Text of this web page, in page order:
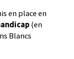
en place en
(en
Blancs